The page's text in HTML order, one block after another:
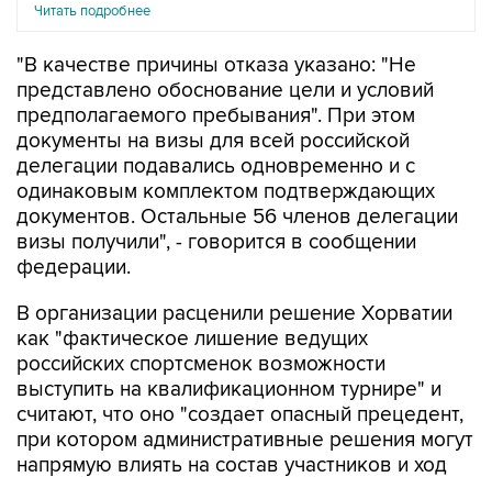
Читать подробнее
"В качестве причины отказа указано: "Не
представлено обоснование цели и условий
предполагаемого пребывания". При этом
документы на визы для всей российской
делегации подавались одновременно и с
одинаковым комплектом подтверждающих
документов. Остальные 56 членов делегации
визы получили", - говорится в сообщении
федерации.
В организации расценили решение Хорватии
как "фактическое лишение ведущих
российских спортсменок возможности
выступить на квалификационном турнире" и
считают, что оно "создает опасный прецедент,
при котором административные решения могут
напрямую влиять на состав участников и ход